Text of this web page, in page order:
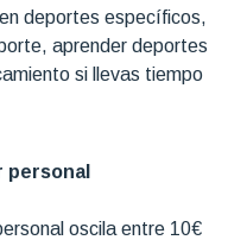
deportes específicos,
aprender deportes
si llevas tiempo
personal
oscila entre 10€